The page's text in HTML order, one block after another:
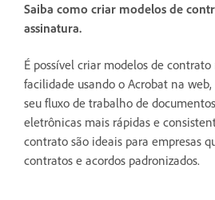
Saiba como criar modelos de
assinatura.
É possível criar modelos de
facilidade usando o Acrobat na
seu fluxo de trabalho de
eletrônicas mais rápidas e
contrato são ideais para empresas
contratos e acordos padronizados.